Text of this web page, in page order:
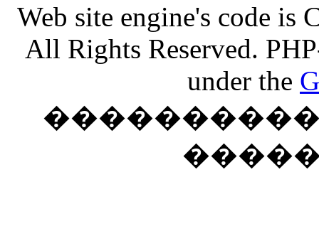
Web site engine's code
All Rights Reserved.
under the
����������